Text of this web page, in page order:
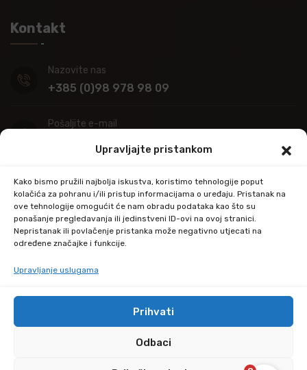
Upravljajte pristankom
Kako bismo pružili najbolja iskustva, koristimo tehnologije poput
kolačića za pohranu i/ili pristup informacijama o uređaju. Pristanak na
ove tehnologije omogućit će nam obradu podataka kao što su
ponašanje pregledavanja ili jedinstveni ID-ovi na ovoj stranici.
Nepristanak ili povlačenje pristanka može negativno utjecati na
određene značajke i funkcije.
Upravljanje uslugama
Prihvati
Odbaci
Kontakt
Nazovite nas
+385 (0)98 978 98 09
Pošaljite e-mail
Adresa
Industrijska ulica 39,
34000 Požega
© Copyright 2024 by kupitapetu.com